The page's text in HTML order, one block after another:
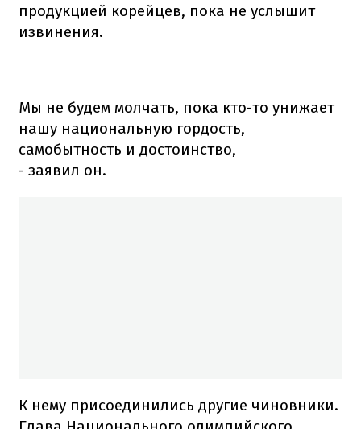
продукцией корейцев, пока не услышит
извинения.
Мы не будем молчать, пока кто-то унижает
нашу национальную гордость,
самобытность и достоинство,
- заявил он.
К нему присоединились другие чиновники.